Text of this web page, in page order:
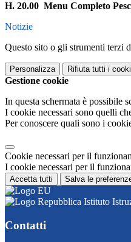
H. 20.00 Menu Completo
Notizie
Questo sito o gli strumenti terzi
Personalizza Rifiuta tutti i
Gestione cookie
In questa schermata è possibile
I cookie necessari sono quelli
Per conoscere quali sono i
Cookie necessari per il
I cookie necessari per il
Accetta tutti Salva le
Istituto
Contatti